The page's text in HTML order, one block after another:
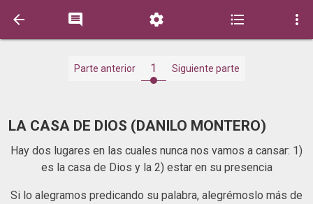
    
Parte anterior 1 Siguiente parte
LA CASA DE DIOS (DANILO MONTERO)
Hay dos lugares en las cuales nunca nos vamos a cansar: 1)
es la casa de Dios y la 2) estar en su presencia
Si lo alegramos predicando su palabra, alegrémoslo más de